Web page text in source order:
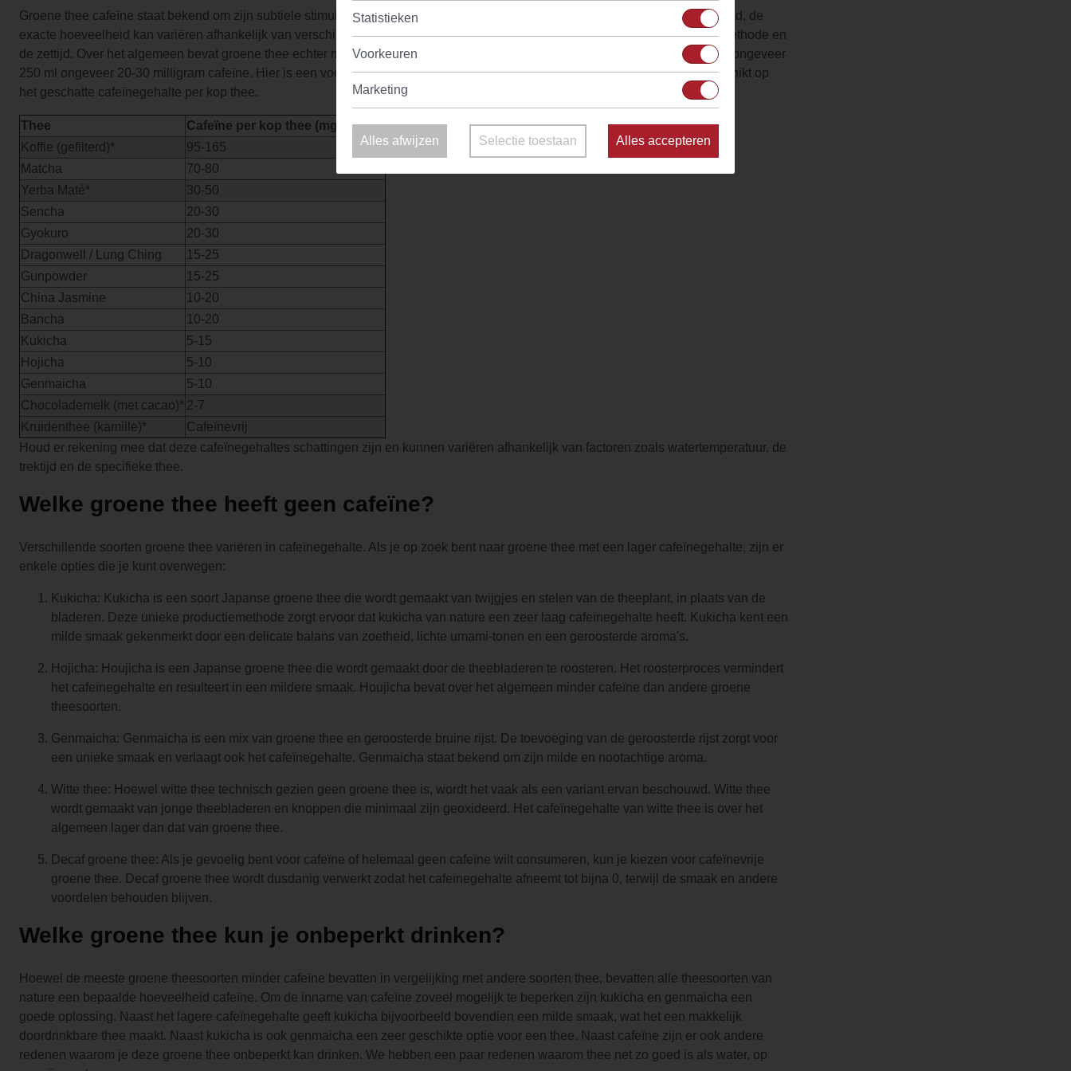
Groene thee cafeïne staat bekend om zijn subtiele stimulatie, die een natuurlijke en langdurige energieboost geeft. Zoals gezegd, de
exacte hoeveelheid kan variëren afhankelijk van verschillende factoren, zoals de specifieke soort groene thee, de bereidingsmethode en
de zettijd. Over het algemeen bevat groene thee echter minder cafeïne dan koffie. Gemiddeld bevat een kopje groene thee van ongeveer
250 ml ongeveer 20-30 milligram cafeïne. Hier is een voorbeeld van een tabel met verschillende soorten groene thee gerangschikt op
het geschatte cafeïnegehalte per kop thee.
Thee
Cafeïne per kop thee (mg/250 ml)
Koffie (gefilterd)*
95-165
Matcha
70-80
Yerba Maté*
30-50
Sencha
20-30
Gyokuro
20-30
Dragonwell / Lung Ching
15-25
Gunpowder
15-25
China Jasmine
10-20
Bancha
10-20
Kukicha
5-15
Hojicha
5-10
Genmaicha
5-10
Chocolademelk (met cacao)* 2-7
Kruidenthee (kamille)*
Cafeïnevrij
Houd er rekening mee dat deze cafeïnegehaltes schattingen zijn en kunnen variëren afhankelijk van factoren zoals watertemperatuur, de
trektijd en de specifieke thee.
Welke groene thee heeft geen cafeïne?
Verschillende soorten groene thee variëren in cafeïnegehalte. Als je op zoek bent naar groene thee met een lager cafeïnegehalte, zijn er
enkele opties die je kunt overwegen:
Kukicha: Kukicha is een soort Japanse groene thee die wordt gemaakt van twijgjes en stelen van de theeplant, in plaats van de
bladeren. Deze unieke productiemethode zorgt ervoor dat kukicha van nature een zeer laag cafeïnegehalte heeft. Kukicha kent een
milde smaak gekenmerkt door een delicate balans van zoetheid, lichte umami-tonen en een geroosterde aroma's.
Hojicha: Houjicha is een Japanse groene thee die wordt gemaakt door de theebladeren te roosteren. Het roosterproces vermindert
het cafeïnegehalte en resulteert in een mildere smaak. Houjicha bevat over het algemeen minder cafeïne dan andere groene
theesoorten.
Genmaicha: Genmaicha is een mix van groene thee en geroosterde bruine rijst. De toevoeging van de geroosterde rijst zorgt voor
een unieke smaak en verlaagt ook het cafeïnegehalte. Genmaicha staat bekend om zijn milde en nootachtige aroma.
Witte thee: Hoewel witte thee technisch gezien geen groene thee is, wordt het vaak als een variant ervan beschouwd. Witte thee
wordt gemaakt van jonge theebladeren en knoppen die minimaal zijn geoxideerd. Het cafeïnegehalte van witte thee is over het
algemeen lager dan dat van groene thee.
Decaf groene thee: Als je gevoelig bent voor cafeïne of helemaal geen cafeïne wilt consumeren, kun je kiezen voor cafeïnevrije
groene thee. Decaf groene thee wordt dusdanig verwerkt zodat het cafeïnegehalte afneemt tot bijna 0, terwijl de smaak en andere
voordelen behouden blijven.
Welke groene thee kun je onbeperkt drinken?
Hoewel de meeste groene theesoorten minder cafeïne bevatten in vergelijking met andere soorten thee, bevatten alle theesoorten van
nature een bepaalde hoeveelheid cafeïne. Om de inname van cafeïne zoveel mogelijk te beperken zijn kukicha en genmaicha een
goede oplossing. Naast het lagere cafeïnegehalte geeft kukicha bijvoorbeeld bovendien een milde smaak, wat het een makkelijk
doordrinkbare thee maakt. Naast kukicha is ook genmaicha een zeer geschikte optie voor een thee. Naast cafeïne zijn er ook andere
redenen waarom je deze groene thee onbeperkt kan drinken. We hebben een paar redenen waarom thee net zo goed is als water, op
Statistieken
Voorkeuren
Marketing
Alles afwijzen Selectie toestaan Alles accepteren